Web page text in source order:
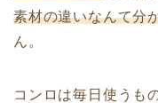
素材の違いなんて分
ん。
コンロは毎日使うも